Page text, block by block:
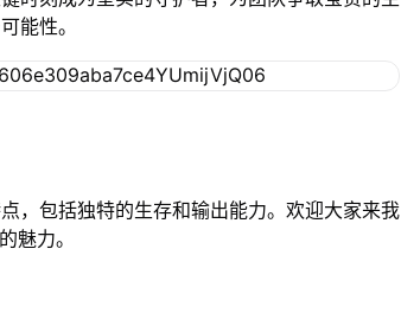
能性。
，包括独特的生存和输出能力。欢迎大家来我
魅力。